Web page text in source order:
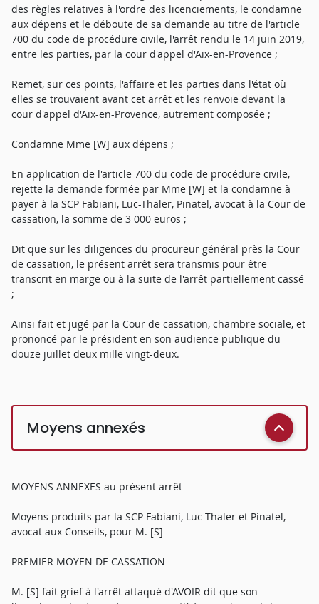
des règles relatives à l'ordre des licenciements, le condamne
aux dépens et le déboute de sa demande au titre de l'article
700 du code de procédure civile, l'arrêt rendu le 14 juin 2019,
entre les parties, par la cour d'appel d'Aix-en-Provence ;
Remet, sur ces points, l'affaire et les parties dans l'état où
elles se trouvaient avant cet arrêt et les renvoie devant la
cour d'appel d'Aix-en-Provence, autrement composée ;
Condamne Mme [W] aux dépens ;
En application de l'article 700 du code de procédure civile,
rejette la demande formée par Mme [W] et la condamne à
payer à la SCP Fabiani, Luc-Thaler, Pinatel, avocat à la Cour de
cassation, la somme de 3 000 euros ;
Dit que sur les diligences du procureur général près la Cour
de cassation, le présent arrêt sera transmis pour être
transcrit en marge ou à la suite de l'arrêt partiellement cassé
;
Ainsi fait et jugé par la Cour de cassation, chambre sociale, et
prononcé par le président en son audience publique du
douze juillet deux mille vingt-deux.
Moyens annexés
MOYENS ANNEXES au présent arrêt
Moyens produits par la SCP Fabiani, Luc-Thaler et Pinatel,
avocat aux Conseils, pour M. [S]
PREMIER MOYEN DE CASSATION
M. [S] fait grief à l'arrêt attaqué d'AVOIR dit que son